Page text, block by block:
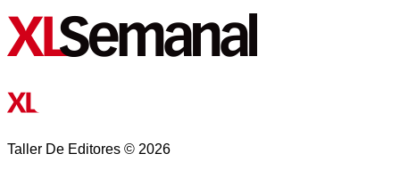
Taller De Editores © 2026